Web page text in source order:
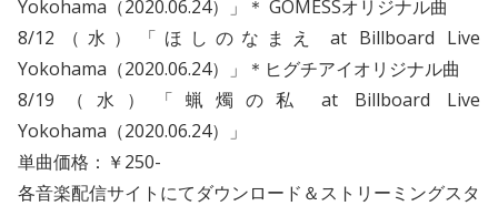
Yokohama（2020.06.24）」＊ GOMESSオリジナル曲
8/12（水）「ほしのなまえ at Billboard Live
Yokohama（2020.06.24）」＊ヒグチアイオリジナル曲
8/19（水）「蝋燭の私 at Billboard Live
Yokohama（2020.06.24）」
単曲価格：￥250-
各音楽配信サイトにてダウンロード＆ストリーミングスタ